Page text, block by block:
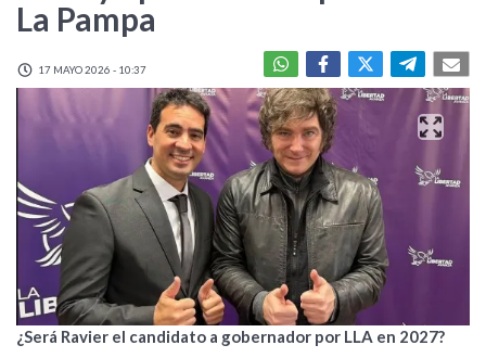
La Pampa
17 MAYO 2026 - 10:37
¿Será Ravier el candidato a gobernador por LLA en 2027?